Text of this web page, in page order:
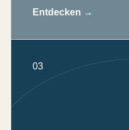
Entdecken →
03